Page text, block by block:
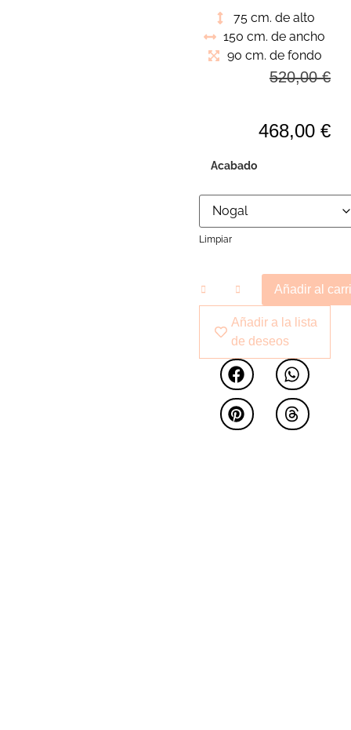
nórdico. Combinada
con las sillas de su
colección crean un
ambiente de comedor
funcional sin perder su
75 cm. de alto
150 cm. de ancho
90 cm. de fondo
520,00€
468,00 €
Acabado
Limpiar
Añadir al
Añadir a la lista
de deseos